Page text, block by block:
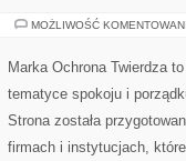
MOŻLIWOŚĆ
Marka Ochrona Twierdza
tematyce spokoju i
Strona została
firmach i instytucjach,